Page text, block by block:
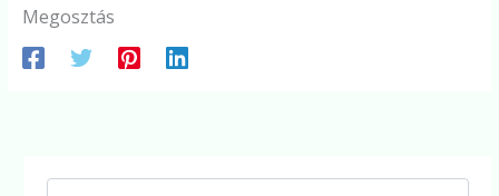
Megosztás